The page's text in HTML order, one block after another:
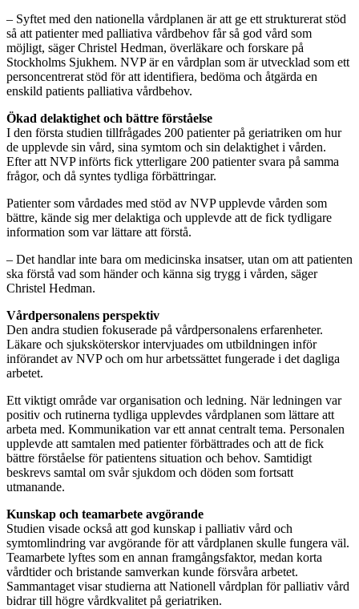
– Syftet med den nationella vårdplanen är att ge ett strukturerat stöd
så att patienter med palliativa vårdbehov får så god vård som
möjligt, säger Christel Hedman, överläkare och forskare på
Stockholms Sjukhem. NVP är en vårdplan som är utvecklad som ett
personcentrerat stöd för att identifiera, bedöma och åtgärda en
enskild patients palliativa vårdbehov.
Ökad delaktighet och bättre förståelse
I den första studien tillfrågades 200 patienter på geriatriken om hur
de upplevde sin vård, sina symtom och sin delaktighet i vården.
Efter att NVP införts fick ytterligare 200 patienter svara på samma
frågor, och då syntes tydliga förbättringar.
Patienter som vårdades med stöd av NVP upplevde vården som
bättre, kände sig mer delaktiga och upplevde att de fick tydligare
information som var lättare att förstå.
– Det handlar inte bara om medicinska insatser, utan om att patienten
ska förstå vad som händer och känna sig trygg i vården, säger
Christel Hedman.
Vårdpersonalens perspektiv
Den andra studien fokuserade på vårdpersonalens erfarenheter.
Läkare och sjuksköterskor intervjuades om utbildningen inför
införandet av NVP och om hur arbetssättet fungerade i det dagliga
arbetet.
Ett viktigt område var organisation och ledning. När ledningen var
positiv och rutinerna tydliga upplevdes vårdplanen som lättare att
arbeta med. Kommunikation var ett annat centralt tema. Personalen
upplevde att samtalen med patienter förbättrades och att de fick
bättre förståelse för patientens situation och behov. Samtidigt
beskrevs samtal om svår sjukdom och döden som fortsatt
utmanande.
Kunskap och teamarbete avgörande
Studien visade också att god kunskap i palliativ vård och
symtomlindring var avgörande för att vårdplanen skulle fungera väl.
Teamarbete lyftes som en annan framgångsfaktor, medan korta
vårdtider och bristande samverkan kunde försvåra arbetet.
Sammantaget visar studierna att Nationell vårdplan för palliativ vård
bidrar till högre vårdkvalitet på geriatriken.